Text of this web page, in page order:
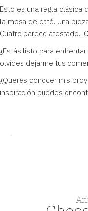
Esto es una regla clásica
la mesa de café. Una
Cuatro parece atestado.
¿Estás listo para
olvides dejarme tus
¿Queres conocer mis
inspiración puedes